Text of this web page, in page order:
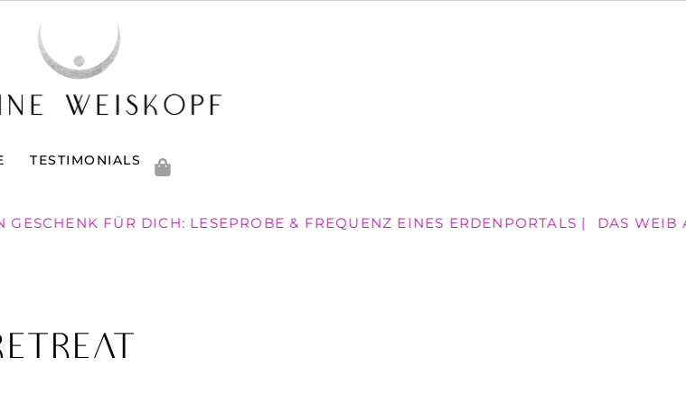
TESTIMONIALS
FÜR DICH: LESEPROBE & FREQUENZ EINES ERDENPORTALS | DAS WEIB